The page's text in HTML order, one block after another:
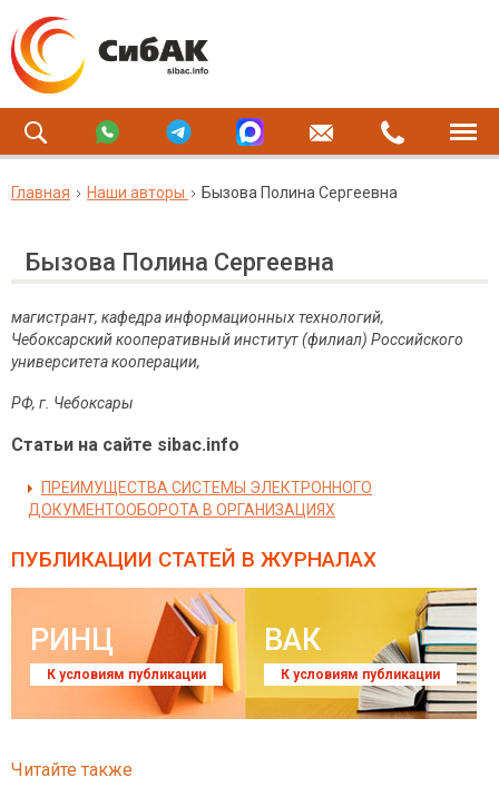
Главная Наши авторы Бызова Полина Сергеевна
Бызова Полина Сергеевна
магистрант, кафедра информационных технологий,
Чебоксарский кооперативный институт (филиал) Российского
университета кооперации,
РФ, г. Чебоксары
Статьи на сайте sibac.info
ПРЕИМУЩЕСТВА СИСТЕМЫ ЭЛЕКТРОННОГО
ДОКУМЕНТООБОРОТА В ОРГАНИЗАЦИЯХ
ПУБЛИКАЦИИ СТАТЕЙ В ЖУРНАЛАХ
РИНЦ
К условиям публикации
ВАК
К условиям публикации
Читайте также